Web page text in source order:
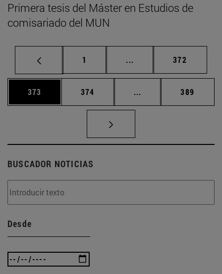
Primera tesis del Máster en Estudios de
comisariado del MUN
Página
1 ... Páginas intermedias
Página
372
Página
373 Página
374 ... Páginas intermedias
Página
389
BUSCADOR NOTICIAS
Desde